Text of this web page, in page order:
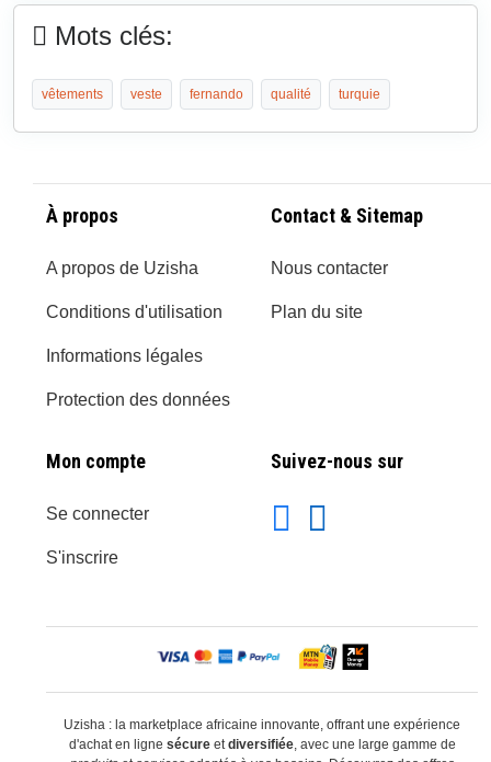
Mots clés:
vêtements veste fernando qualité turquie
À propos
A propos de Uzisha
Conditions d'utilisation
Informations légales
Protection des données
Contact & Sitemap
Nous contacter
Plan du site
Mon compte
Se connecter
S'inscrire
Suivez-nous sur
Uzisha : la marketplace africaine innovante, offrant une expérience
d'achat en ligne sécureetdiversifiée, avec une large gamme de